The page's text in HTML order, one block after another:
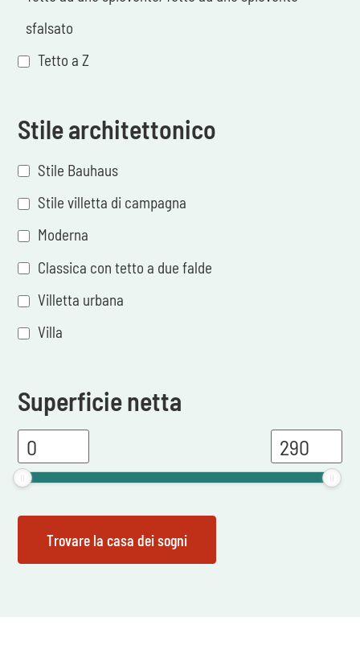
sfalsato
Tetto a Z
Stile architettonico
Stile Bauhaus
Stile villetta di campagna
Moderna
Classica con tetto a due falde
Villetta urbana
Villa
Superficie netta